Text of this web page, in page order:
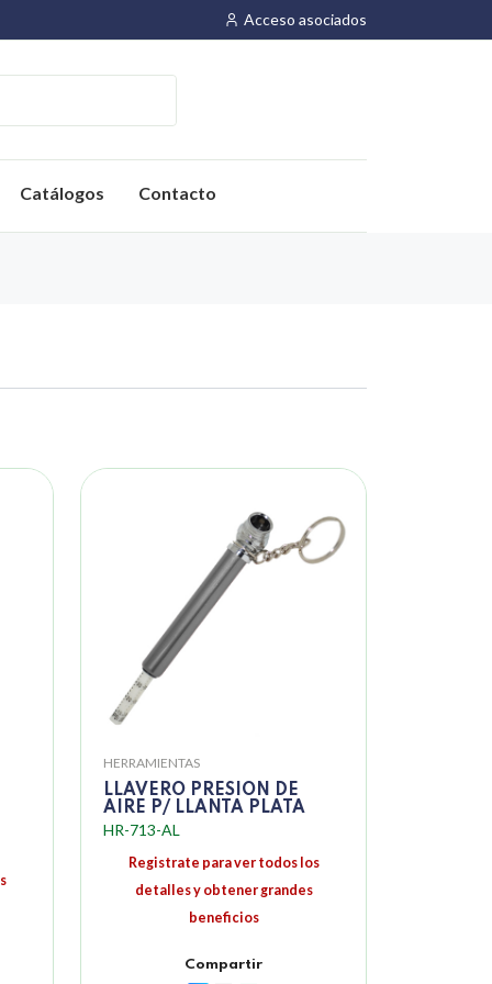
Acceso asociados
Catálogos Contacto
HERRAMIENTAS
LLAVERO PRESION DE
AIRE P/ LLANTA PLATA
HR-713-AL
Registrate para ver todos los
detalles y obtener grandes
beneficios
Compartir